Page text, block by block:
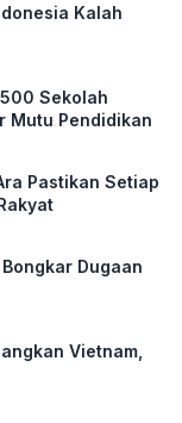
Kalah
Sekolah
Mutu Pendidikan
Pastikan Setiap
Dugaan
Vietnam,